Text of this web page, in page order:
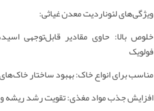
ویژگی‌های لئوناردیت معدن غیاثی:
خلوص بالا: حاوی مقادیر قابل‌توجهی
فولویک
مناسب برای انواع خاک: بهبود ساختار
افزایش جذب مواد مغذی: تقویت رشد ریشه و